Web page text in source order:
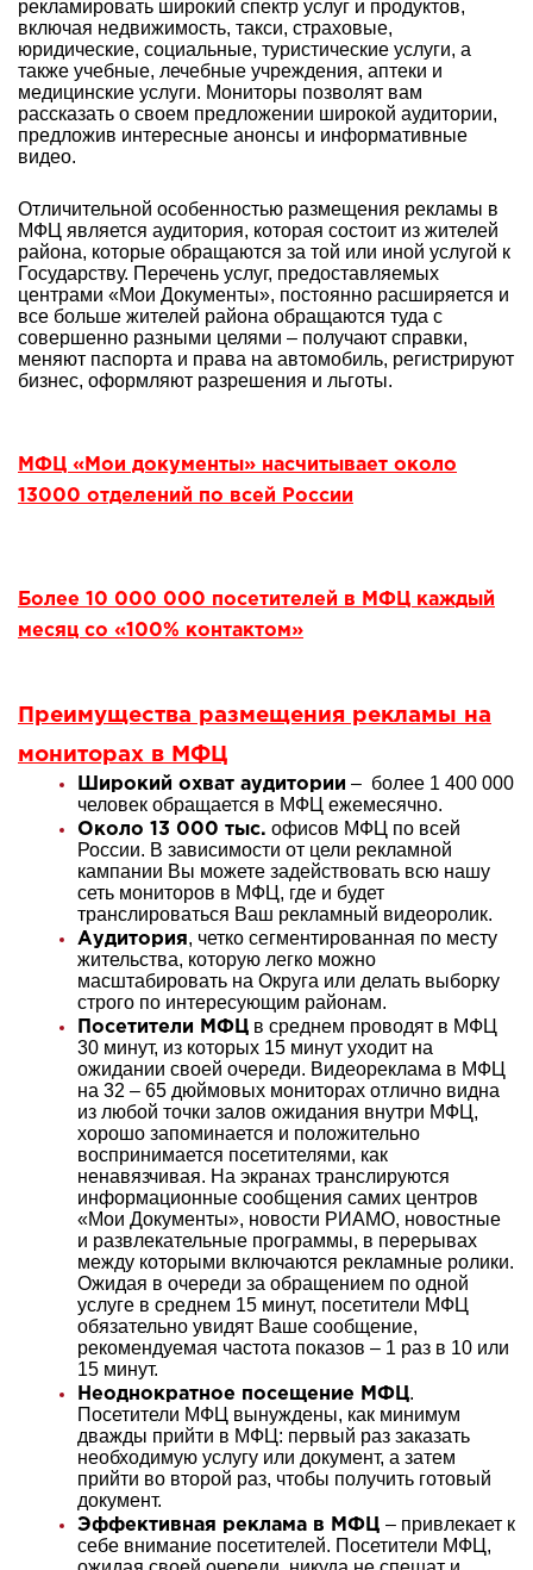
рекламировать широкий спектр услуг и продуктов,
включая недвижимость, такси, страховые,
юридические, социальные, туристические услуги, а
также учебные, лечебные учреждения, аптеки и
медицинские услуги. Мониторы позволят вам
рассказать о своем предложении широкой аудитории,
предложив интересные анонсы и информативные
видео.
Отличительной особенностью размещения рекламы в
МФЦ является аудитория, которая состоит из жителей
района, которые обращаются за той или иной услугой к
Государству. Перечень услуг, предоставляемых
центрами «Мои Документы», постоянно расширяется и
все больше жителей района обращаются туда с
совершенно разными целями – получают справки,
меняют паспорта и права на автомобиль, регистрируют
бизнес, оформляют разрешения и льготы.
МФЦ «Мои документы» насчитывает около
13000 отделений по всей России
Более 10 000 000 посетителей в МФЦ каждый
месяц со «100% контактом»
Преимущества размещения рекламы на
мониторах в МФЦ
Широкий охват аудитории – более 1 400 000
человек обращается в МФЦ ежемесячно.
Около 13 000 тыс. офисов МФЦ по всей
России. В зависимости от цели рекламной
кампании Вы можете задействовать всю нашу
сеть мониторов в МФЦ, где и будет
транслироваться Ваш рекламный видеоролик.
Аудитория, четко сегментированная по месту
жительства, которую легко можно
масштабировать на Округа или делать выборку
строго по интересующим районам.
Посетители МФЦ в среднем проводят в МФЦ
30 минут, из которых 15 минут уходит на
ожидании своей очереди. Видеореклама в МФЦ
на 32 – 65 дюймовых мониторах отлично видна
из любой точки залов ожидания внутри МФЦ,
хорошо запоминается и положительно
воспринимается посетителями, как
ненавязчивая. На экранах транслируются
информационные сообщения самих центров
«Мои Документы», новости РИАМО, новостные
и развлекательные программы, в перерывах
между которыми включаются рекламные ролики.
Ожидая в очереди за обращением по одной
услуге в среднем 15 минут, посетители МФЦ
обязательно увидят Ваше сообщение,
рекомендуемая частота показов – 1 раз в 10 или
15 минут.
Неоднократное посещение МФЦ.
Посетители МФЦ вынуждены, как минимум
дважды прийти в МФЦ: первый раз заказать
необходимую услугу или документ, а затем
прийти во второй раз, чтобы получить готовый
документ.
Эффективная реклама в МФЦ – привлекает к
себе внимание посетителей. Посетители МФЦ,